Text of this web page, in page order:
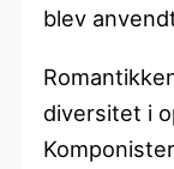
blev
diversitet i